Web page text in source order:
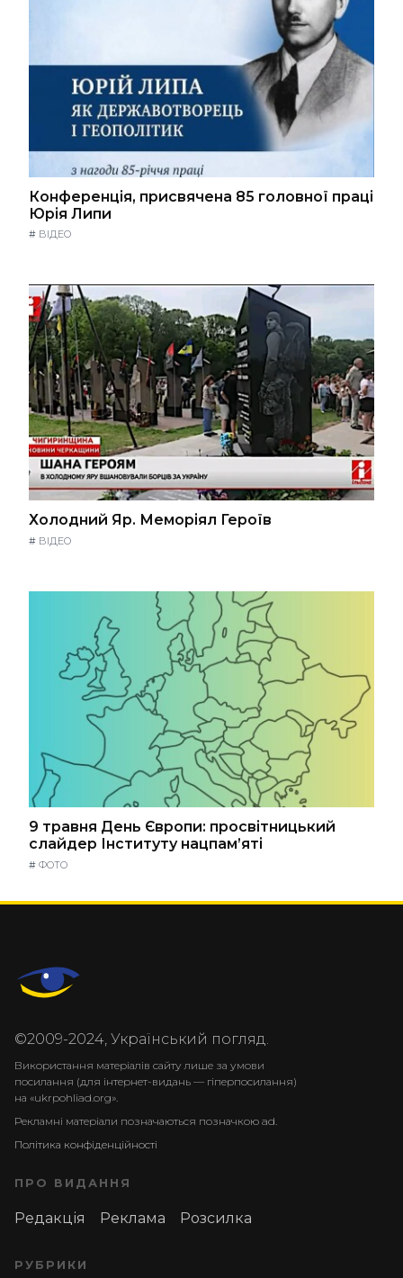
Конференція, присвячена 85 головної праці
Юрія Липи
# ВІДЕО
Холодний Яр. Меморіял Героїв
# ВІДЕО
9 травня День Європи: просвітницький
слайдер Інституту нацпам’яті
# ФОТО
©2009-2024, Український погляд.
Використання матеріалів сайту лише за умови
посилання (для інтернет-видань — гіперпосилання)
на «ukrpohliad.org».
Рекламні матеріали позначаються позначкою ad.
Політика конфіденційності
ПРО ВИДАННЯ
Редакція Реклама Розсилка
РУБРИКИ